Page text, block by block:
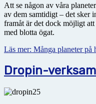
Att se någon av våra
av dem samtidigt – det sker
framåt är det dock möjligt
med blotta ögat.
Läs mer: Många planeter på
Dropin-